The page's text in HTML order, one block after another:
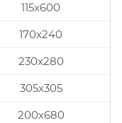
115x600
170x240
230x280
305x305
200х680